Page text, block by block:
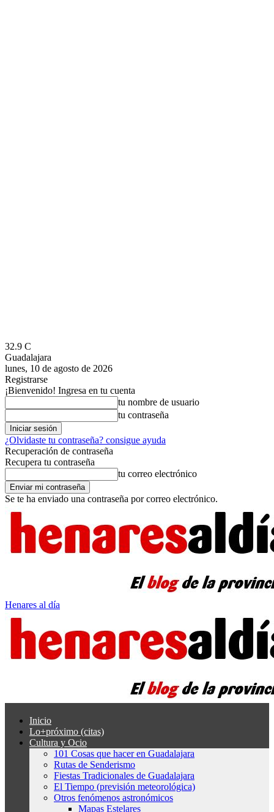
32.9 C
Guadalajara
lunes, 10 de agosto de 2026
Registrarse
¡Bienvenido! Ingresa en tu cuenta
tu nombre de usuario
tu contraseña
¿Olvidaste tu contraseña? consigue ayuda
Recuperación de contraseña
Recupera tu contraseña
tu correo electrónico
Se te ha enviado una contraseña por correo electrónico.
Henares al día
Inicio
Lo+próximo (citas)
Cultura y Ocio
101 Cosas que hacer en Guadalajara
Rutas de Senderismo
Fiestas Tradicionales de Guadalajara
El Tiempo (previsión meteorológica)
Otros fenómenos astronómicos
Mapas Estelares